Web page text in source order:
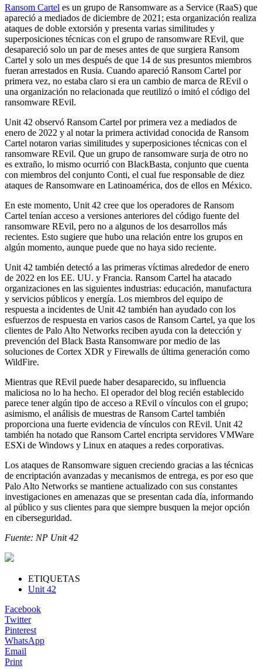
Ransom Cartel es un grupo de Ransomware as a Service (RaaS) que
apareció a mediados de diciembre de 2021; esta organización realiza
ataques de doble extorsión y presenta varias similitudes y
superposiciones técnicas con el grupo de ransomware REvil, que
desapareció solo un par de meses antes de que surgiera Ransom
Cartel y solo un mes después de que 14 de sus presuntos miembros
fueran arrestados en Rusia. Cuando apareció Ransom Cartel por
primera vez, no estaba claro si era un cambio de marca de REvil o
una organización no relacionada que reutilizó o imitó el código del
ransomware REvil.
Unit 42 observó Ransom Cartel por primera vez a mediados de
enero de 2022 y al notar la primera actividad conocida de Ransom
Cartel notaron varias similitudes y superposiciones técnicas con el
ransomware REvil. Que un grupo de ransomware surja de otro no
es extraño, lo mismo ocurrió con BlackBasta, conjunto que cuenta
con miembros del conjunto Conti, el cual fue responsable de diez
ataques de Ransomware en Latinoamérica, dos de ellos en México.
En este momento, Unit 42 cree que los operadores de Ransom
Cartel tenían acceso a versiones anteriores del código fuente del
ransomware REvil, pero no a algunos de los desarrollos más
recientes. Esto sugiere que hubo una relación entre los grupos en
algún momento, aunque puede que no haya sido reciente.
Unit 42 también detectó a las primeras víctimas alrededor de enero
de 2022 en los EE. UU. y Francia. Ransom Cartel ha atacado
organizaciones en las siguientes industrias: educación, manufactura
y servicios públicos y energía. Los miembros del equipo de
respuesta a incidentes de Unit 42 también han ayudado con los
esfuerzos de respuesta en varios casos de Ransom Cartel, ya que los
clientes de Palo Alto Networks reciben ayuda con la detección y
prevención del Black Basta Ransomware por medio de las
soluciones de Cortex XDR y Firewalls de última generación como
WildFire.
Mientras que REvil puede haber desaparecido, su influencia
maliciosa no lo ha hecho. El operador del blog recién establecido
parece tener algún tipo de acceso a REvil o vínculos con el grupo;
asimismo, el análisis de muestras de Ransom Cartel también
proporciona una fuerte evidencia de vínculos con REvil. Unit 42
también ha notado que Ransom Cartel encripta servidores VMWare
ESXi de Windows y Linux en ataques a redes corporativas.
Los ataques de Ransomware siguen creciendo gracias a las técnicas
de encriptación avanzadas y mecanismos de entrega, es por eso que
Palo Alto Networks se mantiene actualizado con sus constantes
investigaciones en amenazas que se presentan cada día, informando
al público y sus clientes para que siempre busquen la mejor opción
en ciberseguridad.
Fuente: NP Unit 42
ETIQUETAS
Unit 42
Facebook
Twitter
Pinterest
WhatsApp
Email
Print